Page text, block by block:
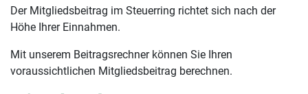
Der Mitgliedsbeitrag im Steuerring richtet sich nach der
Höhe Ihrer Einnahmen.
Mit unserem Beitragsrechner können Sie Ihren
voraussichtlichen Mitgliedsbeitrag berechnen.